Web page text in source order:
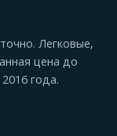
Легковые,
цена до
года.